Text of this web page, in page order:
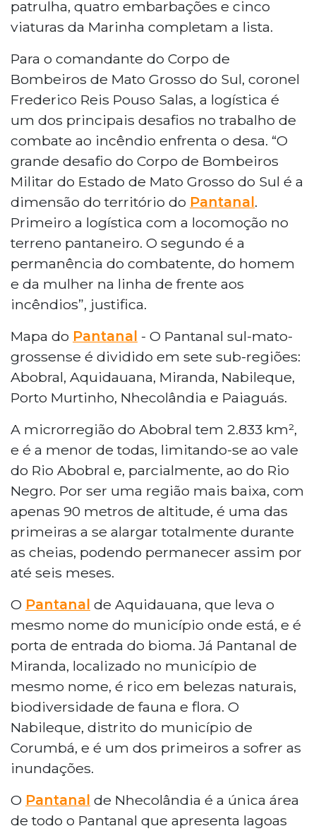
patrulha, quatro embarbações e cinco
viaturas da Marinha completam a lista.
Para o comandante do Corpo de
Bombeiros de Mato Grosso do Sul, coronel
Frederico Reis Pouso Salas, a logística é
um dos principais desafios no trabalho de
combate ao incêndio enfrenta o desa. “O
grande desafio do Corpo de Bombeiros
Militar do Estado de Mato Grosso do Sul é a
dimensão do território do Pantanal.
Primeiro a logística com a locomoção no
terreno pantaneiro. O segundo é a
permanência do combatente, do homem
e da mulher na linha de frente aos
incêndios”, justifica.
Mapa do Pantanal - O Pantanal sul-mato-
grossense é dividido em sete sub-regiões:
Abobral, Aquidauana, Miranda, Nabileque,
Porto Murtinho, Nhecolândia e Paiaguás.
A microrregião do Abobral tem 2.833 km²,
e é a menor de todas, limitando-se ao vale
do Rio Abobral e, parcialmente, ao do Rio
Negro. Por ser uma região mais baixa, com
apenas 90 metros de altitude, é uma das
primeiras a se alargar totalmente durante
as cheias, podendo permanecer assim por
até seis meses.
O Pantanal de Aquidauana, que leva o
mesmo nome do município onde está, e é
porta de entrada do bioma. Já Pantanal de
Miranda, localizado no município de
mesmo nome, é rico em belezas naturais,
biodiversidade de fauna e flora. O
Nabileque, distrito do município de
Corumbá, e é um dos primeiros a sofrer as
inundações.
O Pantanal de Nhecolândia é a única área
de todo o Pantanal que apresenta lagoas